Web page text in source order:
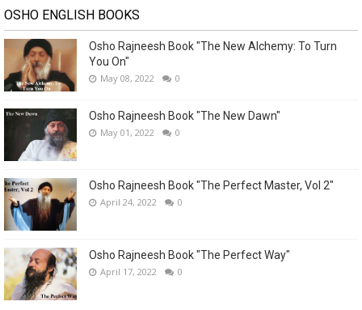
OSHO ENGLISH BOOKS
Osho Rajneesh Book "The New Alchemy: To Turn
You On"
May 08, 2022 0
Osho Rajneesh Book "The New Dawn"
May 01, 2022 0
Osho Rajneesh Book "The Perfect Master, Vol 2"
April 24, 2022 0
Osho Rajneesh Book "The Perfect Way"
April 17, 2022 0